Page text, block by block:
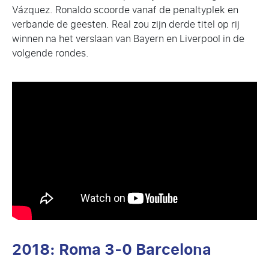
Vázquez. Ronaldo scoorde vanaf de penaltyplek en
verbande de geesten. Real zou zijn derde titel op rij
winnen na het verslaan van Bayern en Liverpool in de
volgende rondes.
2018: Roma 3-0 Barcelona